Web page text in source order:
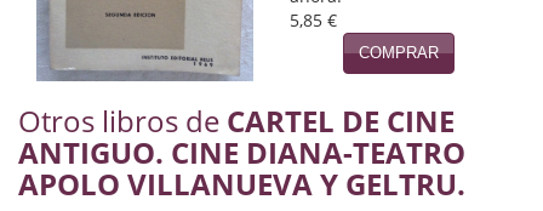
Papás, Mamás, bebés...
Papás, Mamás, Bebés...
Papás, Mamás, Bebés…
5,85 €
COMPRAR
Otros libros de CARTEL DE CINE
ANTIGUO. CINE DIANA-TEATRO
APOLO VILLANUEVA Y GELTRU.